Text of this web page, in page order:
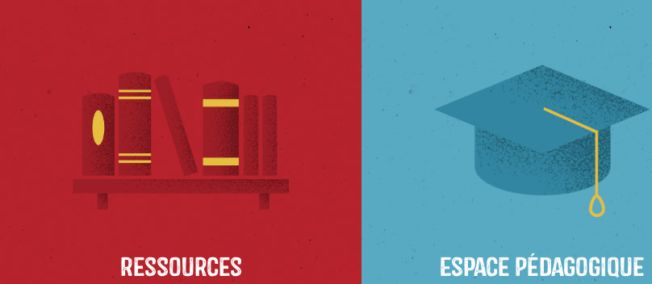
Ressources Espace Pédagogique